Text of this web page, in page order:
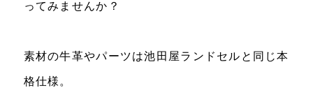
ってみませんか？
素材の牛革やパーツは池田屋ランドセルと同じ本
格仕様。